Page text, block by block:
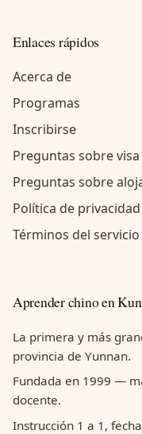
Enlaces rápidos
Acerca de
Programas
Inscribirse
Preguntas sobre visa
Preguntas sobre
Política de privacidad
Términos del servicio
Aprender chino en
La primera y más
provincia de Yunnan.
Fundada en 1999 —
docente.
Instrucción 1 a 1,